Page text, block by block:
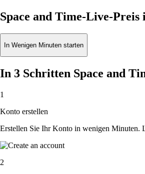
Space and Time-Live-Preis
In Wenigen Minuten starten
In 3 Schritten Space and
1
Konto erstellen
Erstellen Sie Ihr Konto in wenigen Minuten.
2